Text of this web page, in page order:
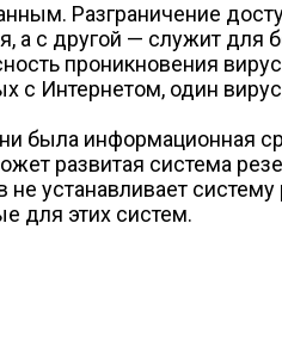
Разграничение
с другой — служит для
проникновения
с Интернетом, один
была информационная
развитая система
устанавливает
для этих систем.